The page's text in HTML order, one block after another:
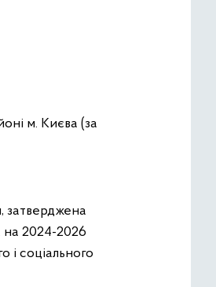
м. Києва (за
затверджена
на 2024-2026
і соціального